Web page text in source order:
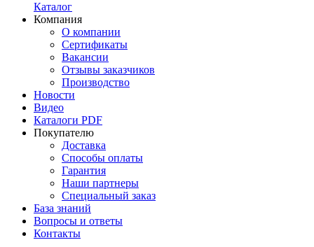
Каталог
Компания
О компании
Сертификаты
Вакансии
Отзывы заказчиков
Производство
Новости
Видео
Каталоги PDF
Покупателю
Доставка
Способы оплаты
Гарантия
Наши партнеры
Специальный заказ
База знаний
Вопросы и ответы
Контакты